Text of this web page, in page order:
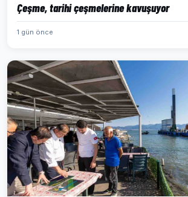
Çeşme, tarihi çeşmelerine kavuşuyor
1 gün önce